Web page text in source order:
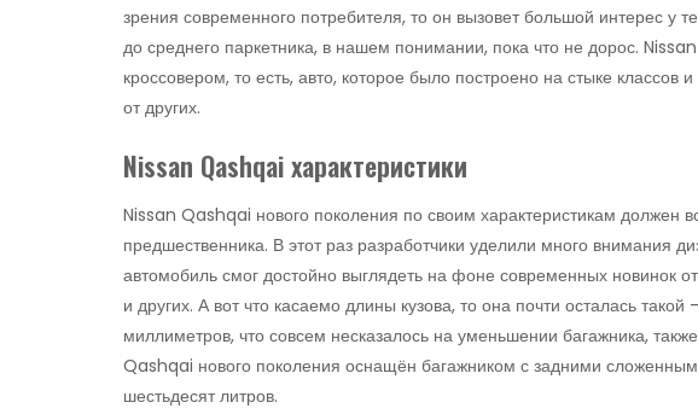
зрения современного потребителя, то он вызовет большой интерес у
до среднего паркетника, в нашем понимании, пока что не дорос.
кроссовером, то есть, авто, которое было построено на стыке
от других.
Nissan Qashqai характеристики
Nissan Qashqai нового поколения по своим характеристикам должен
предшественника. В этот раз разработчики уделили много внимания
автомобиль смог достойно выглядеть на фоне современных новинок
и других. А вот что касаемо длины кузова, то она почти осталась такой
миллиметров, что совсем несказалось на уменьшении багажника,
Qashqai нового поколения оснащён багажником с задними
шестьдесят литров.